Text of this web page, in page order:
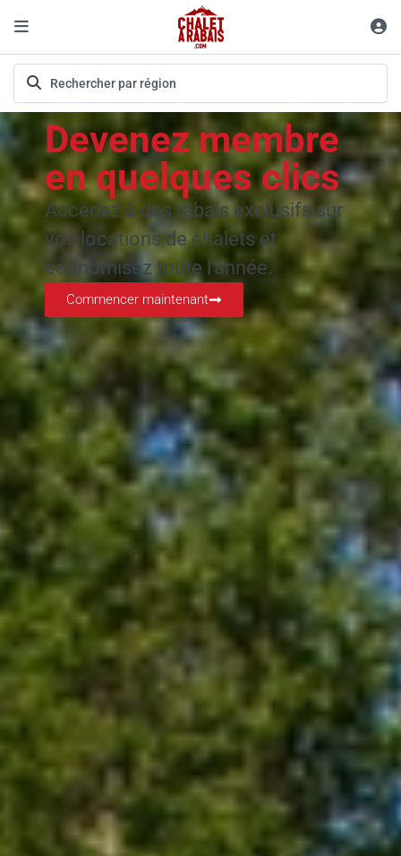
Devenez membre
en quelques clics
Accédez à des rabais exclusifs sur
vos locations de chalets et
économisez toute l’année.
Commencer maintenant